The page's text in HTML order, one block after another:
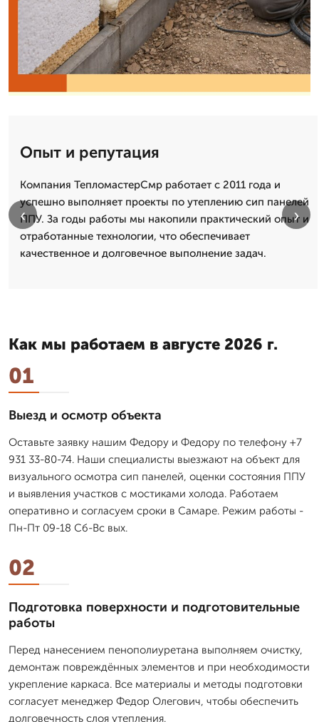
Опыт и репутация
Компания ТепломастерСмр работает с 2011 года и
успешно выполняет проекты по утеплению сип панелей
ППУ. За годы работы мы накопили практический опыт и
отработанные технологии, что обеспечивает
качественное и долговечное выполнение задач.
‹ ›
Как мы работаем в августе 2026 г.
01
Выезд и осмотр объекта
Оставьте заявку нашим Федору и Федору по телефону +7
931 33-80-74. Наши специалисты выезжают на объект для
визуального осмотра сип панелей, оценки состояния ППУ
и выявления участков с мостиками холода. Работаем
оперативно и согласуем сроки в Самаре. Режим работы -
Пн-Пт 09-18 Сб-Вс вых.
02
Подготовка поверхности и подготовительные
работы
Перед нанесением пенополиуретана выполняем очистку,
демонтаж повреждённых элементов и при необходимости
укрепление каркаса. Все материалы и методы подготовки
согласует менеджер Федор Олегович, чтобы обеспечить
долговечность слоя утепления.